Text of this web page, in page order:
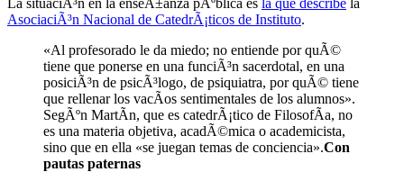
AsociaciÃ³n Nacional de CatedrÃ¡ticos de Instituto.
«Al profesorado le da miedo; no entiende por quÃ©
tiene que ponerse en una funciÃ³n sacerdotal, en una
posiciÃ³n de psicÃ³logo, de psiquiatra, por quÃ© tiene
que rellenar los vacÃ­os sentimentales de los alumnos».
SegÃºn MartÃ­n, que es catedrÃ¡tico de FilosofÃ­a, no
es una materia objetiva, acadÃ©mica o academicista,
sino que en ella «se juegan temas de conciencia».Con
pautas paternas